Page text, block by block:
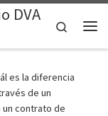
DVA
Search
es la diferencia
de un
contrato de